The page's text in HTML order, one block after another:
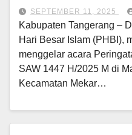
SEPTEMBER 11, 2025
Kabupaten Tangerang –
Hari Besar Islam (PHBI),
menggelar acara
SAW 1447 H/2025 M di
Kecamatan Mekar…